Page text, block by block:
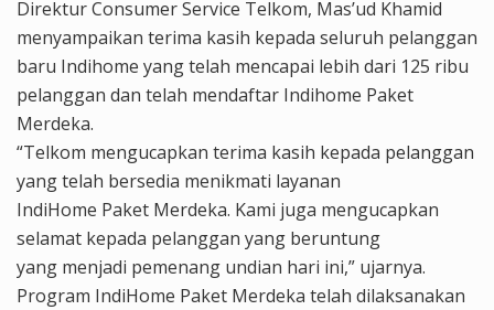
Direktur Consumer Service Telkom, Mas’ud Khamid
menyampaikan terima kasih kepada seluruh pelanggan
baru Indihome yang telah mencapai lebih dari 125 ribu
pelanggan dan telah mendaftar Indihome Paket
Merdeka.
“Telkom mengucapkan terima kasih kepada pelanggan
yang telah bersedia menikmati layanan
IndiHome Paket Merdeka. Kami juga mengucapkan
selamat kepada pelanggan yang beruntung
yang menjadi pemenang undian hari ini,” ujarnya.
Program IndiHome Paket Merdeka telah dilaksanakan